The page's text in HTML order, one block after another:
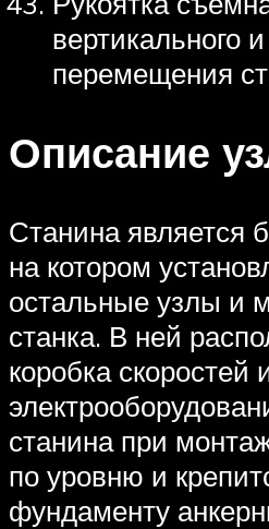
вертикального
перемещения
Описание
Станина является
на котором
остальные узлы и
станка. В ней
коробка
станина при
по уровню и
фундаменту